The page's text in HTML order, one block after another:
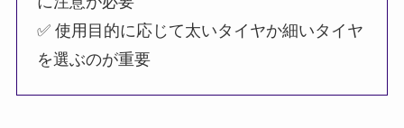
✅ 使用目的に応じて太いタイヤか細いタイヤ
を選ぶのが重要